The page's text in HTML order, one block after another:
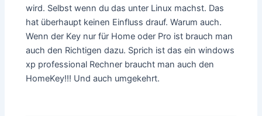
wird. Selbst wenn du das unter Linux machst. Das
hat überhaupt keinen Einfluss drauf. Warum auch.
Wenn der Key nur für Home oder Pro ist brauch man
auch den Richtigen dazu. Sprich ist das ein windows
xp professional Rechner braucht man auch den
HomeKey!!! Und auch umgekehrt.